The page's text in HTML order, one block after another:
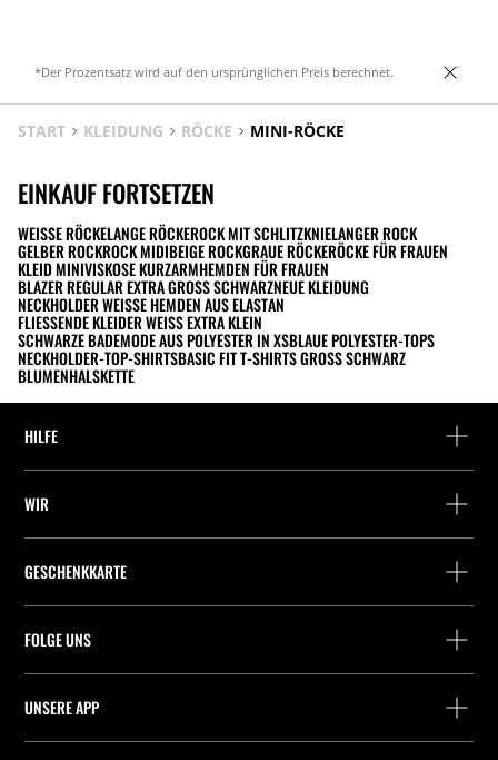
*Der Prozentsatz wird auf den ursprünglichen Preis berechnet.
START KLEIDUNG RÖCKE MINI-RÖCKE
EINKAUF FORTSETZEN
WEISSE RÖCKE LANGE RÖCKEROCK MIT SCHLITZKNIELANGER ROCK
GELBER ROCKROCK MIDIBEIGE ROCKGRAUE RÖCKERÖCKE FÜR FRAUEN
KLEID MINIVISKOSE KURZARMHEMDEN FÜR FRAUEN
BLAZER REGULAR EXTRA GROSS SCHWARZ NEUE KLEIDUNG
NECKHOLDER WEISSE HEMDEN AUS ELASTAN
FLIESSENDE KLEIDER WEISS EXTRA KLEIN
SCHWARZE BADEMODE AUS POLYESTER IN XSBLAUE POLYESTER-TOPS
NECKHOLDER-TOP-SHIRTSBASIC FIT T-SHIRTS GROSS SCHWARZ
BLUMENHALSKETTE
HILFE
Wo befindet sich deine Bestellung gerade?
Packstation-Finder
Präferenz-Cookies
WIR
Unternehmen
Company Profile
GESCHENKKARTE
Kauf einer Geschenkkarte
FOLGE UNS
UNSERE APP